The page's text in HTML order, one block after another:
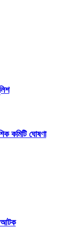
কমিটি ঘোষণা
আটক